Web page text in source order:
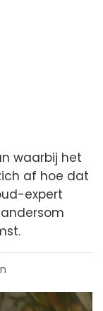
waarbij het
af hoe dat
expert